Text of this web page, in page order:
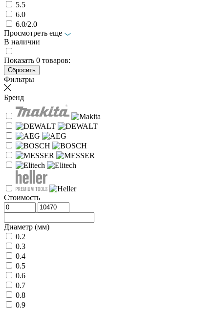
5.5
6.0
6.0/2.0
Просмотреть еще
В наличии
Показать 0 товаров:
Фильтры
Бренд
Стоимость
Диаметр (мм)
0.2
0.3
0.4
0.5
0.6
0.7
0.8
0.9